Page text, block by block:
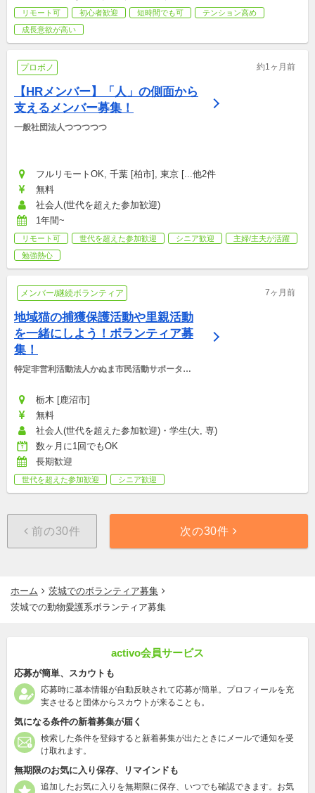
リモート可 初心者歓迎 短時間でも可
テンション高め
成長意欲が高い
プロボノ 約1ヶ月前
【HRメンバー】「人」の側面から
支えるメンバー募集！
一般社団法人つつつつつ
フルリモートOK, 千葉 [柏市], 東京 [...他2件
無料
社会人(世代を超えた参加歓迎)
1年間~
リモート可 世代を超えた参加歓迎 シニア歓迎
主婦/主夫が活躍
勉強熱心
メンバー/継続ボランティア 7ヶ月前
地域猫の捕獲保護活動や里親活動
を一緒にしよう！ボランティア募
集！
特定非営利活動法人かぬま市民活動サポーター
栃木 [鹿沼市]
無料
社会人(世代を超えた参加歓迎)・学生(大, 専)
数ヶ月に1回でもOK
長期歓迎
世代を超えた参加歓迎 シニア歓迎
前の30件 次の30件
ホーム
茨城でのボランティア募集
茨城での動物愛護系ボランティア募集
activo会員サービス
応募が簡単、スカウトも
応募時に基本情報が自動反映されて応募が簡単。プロフィールを充
実させると団体からスカウトが来ることも。
気になる条件の新着募集が届く
検索した条件を登録すると新着募集が出たときにメールで通知を受
け取れます。
無期限のお気に入り保存、リマインドも
追加したお気に入りを無期限に保存、いつでも確認できます。お気